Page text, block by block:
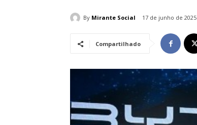
By Mirante Social 17 de junho de 2025
Compartilhado